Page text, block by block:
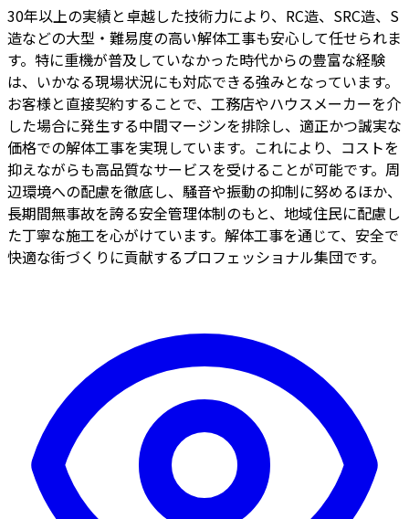
30年以上の実績と卓越した技術力により、RC造、SRC造、S
造などの大型・難易度の高い解体工事も安心して任せられま
す。特に重機が普及していなかった時代からの豊富な経験
は、いかなる現場状況にも対応できる強みとなっています。
お客様と直接契約することで、工務店やハウスメーカーを介
した場合に発生する中間マージンを排除し、適正かつ誠実な
価格での解体工事を実現しています。これにより、コストを
抑えながらも高品質なサービスを受けることが可能です。周
辺環境への配慮を徹底し、騒音や振動の抑制に努めるほか、
長期間無事故を誇る安全管理体制のもと、地域住民に配慮し
た丁寧な施工を心がけています。解体工事を通じて、安全で
快適な街づくりに貢献するプロフェッショナル集団です。